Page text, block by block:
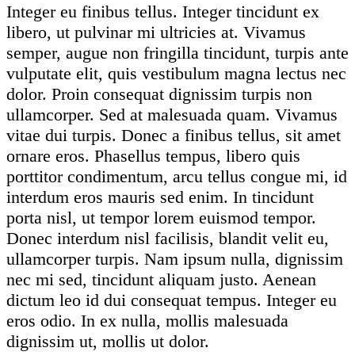
Integer eu finibus tellus. Integer tincidunt ex
libero, ut pulvinar mi ultricies at. Vivamus
semper, augue non fringilla tincidunt, turpis ante
vulputate elit, quis vestibulum magna lectus nec
dolor. Proin consequat dignissim turpis non
ullamcorper. Sed at malesuada quam. Vivamus
vitae dui turpis. Donec a finibus tellus, sit amet
ornare eros. Phasellus tempus, libero quis
porttitor condimentum, arcu tellus congue mi, id
interdum eros mauris sed enim. In tincidunt
porta nisl, ut tempor lorem euismod tempor.
Donec interdum nisl facilisis, blandit velit eu,
ullamcorper turpis. Nam ipsum nulla, dignissim
nec mi sed, tincidunt aliquam justo. Aenean
dictum leo id dui consequat tempus. Integer eu
eros odio. In ex nulla, mollis malesuada
dignissim ut, mollis ut dolor.